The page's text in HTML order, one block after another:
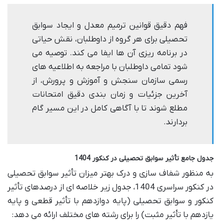
فهم دقیق قوانین ترمیم معدل و ایجاد سوابق
تحصیلی برای هر گروه از داوطلبان، نقش حیاتی
در برنامه ریزی آن ها ایفا می کند. توصیه می
شود تمامی داوطلبان با مراجعه به اطلاعیه های
رسمی سازمان سنجش و آموزش و پرورش، از
آخرین جزئیات و زمان بندی دقیق امتحانات
مطلع شوند تا با آگاهی کامل در این مسیر گام
بردارند.
جدول جامع تأثیر سوابق تحصیلی در کنکور 1404
به منظور شفاف سازی و درک بهتر میزان تأثیر سوابق تحصیلی
در کنکور سراسری 1404، جدول زیر خلاصه ای از درصدهای تأثیر
کنکور و سوابق تحصیلی (پایه دوازدهم با تأثیر قطعی و پایه
یازدهم با تأثیر مثبت) را برای رشته های مختلف ارائه می دهد: